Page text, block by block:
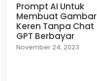
Prompt AI Untuk
Membuat Gambar
Keren Tanpa Chat
GPT Berbayar
November 24, 2023